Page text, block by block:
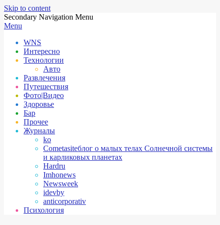
Skip to content
Secondary Navigation Menu
Menu
WNS
Интересно
Технологии
Авто
Развлечения
Путешествия
Фото|Видео
Здоровье
Бар
Прочее
Журналы
ko
Cometasiteблог о малых телах Солнечной системы
и карликовых планетах
Hardru
Imhonews
Newsweek
idevby
anticorporativ
Психология